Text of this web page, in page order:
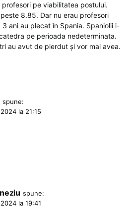
pe viabilitatea postului.
8.85. Dar nu erau profesori
ani au plecat în Spania. Spaniolii i-
pe perioada nedeterminata.
au avut de pierdut și vor mai avea.
spune:
la 21:15
spune:
la 19:41